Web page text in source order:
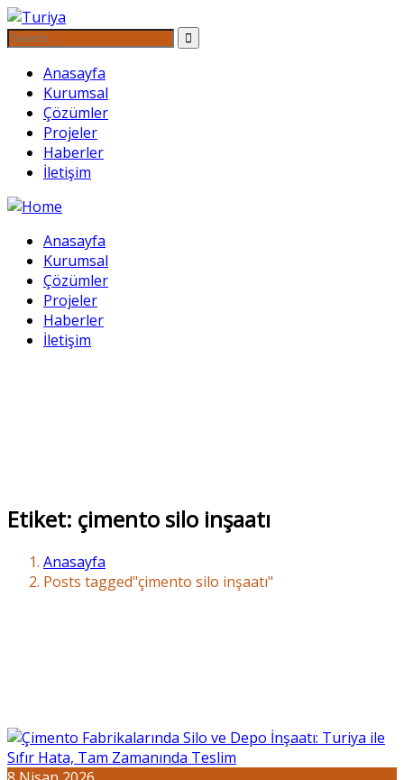
Anasayfa
Kurumsal
Çözümler
Projeler
Haberler
İletişim
Anasayfa
Kurumsal
Çözümler
Projeler
Haberler
İletişim
Etiket: çimento silo inşaatı
Anasayfa
Posts tagged"çimento silo inşaatı"